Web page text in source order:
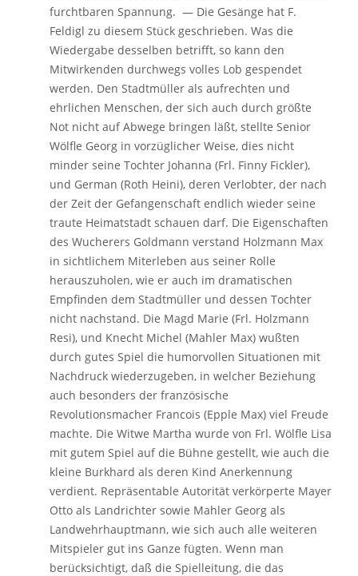
furchtbaren Spannung. — Die Gesänge hat F.
Feldigl zu diesem Stück geschrieben. Was die
Wiedergabe desselben betrifft, so kann den
Mitwirkenden durchwegs volles Lob gespendet
werden. Den Stadtmüller als aufrechten und
ehrlichen Menschen, der sich auch durch größte
Not nicht auf Abwege bringen läßt, stellte Senior
Wölfle Georg in vorzüglicher Weise, dies nicht
minder seine Tochter Johanna (Frl. Finny Fickler),
und German (Roth Heini), deren Verlobter, der nach
der Zeit der Gefangenschaft endlich wieder seine
traute Heimatstadt schauen darf. Die Eigenschaften
des Wucherers Goldmann verstand Holzmann Max
in sichtlichem Miterleben aus seiner Rolle
herauszuholen, wie er auch im dramatischen
Empfinden dem Stadtmüller und dessen Tochter
nicht nachstand. Die Magd Marie (Frl. Holzmann
Resi), und Knecht Michel (Mahler Max) wußten
durch gutes Spiel die humorvollen Situationen mit
Nachdruck wiederzugeben, in welcher Beziehung
auch besonders der französische
Revolutionsmacher Francois (Epple Max) viel Freude
machte. Die Witwe Martha wurde von Frl. Wölfle Lisa
mit gutem Spiel auf die Bühne gestellt, wie auch die
kleine Burkhard als deren Kind Anerkennung
verdient. Repräsentable Autorität verkörperte Mayer
Otto als Landrichter sowie Mahler Georg als
Landwehrhauptmann, wie sich auch alle weiteren
Mitspieler gut ins Ganze fügten. Wenn man
berücksichtigt, daß die Spielleitung, die das